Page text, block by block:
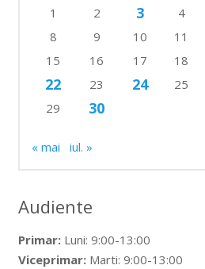
1 2 3 4
8
9 10 11
15
16 17 18
22 23 24 25
29
30
« mai iul. »
Audiente
Primar:Luni: 9:00-13:00
Viceprimar:Marti: 9:00-13:00